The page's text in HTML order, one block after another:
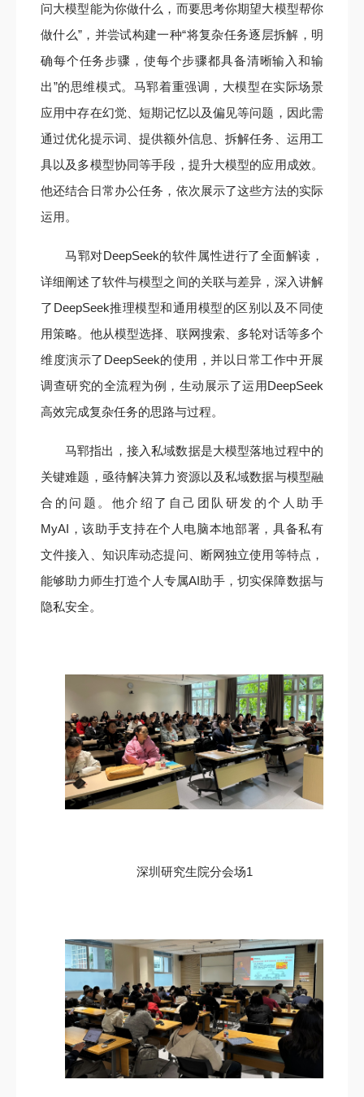
问大模型能为你做什么，而要思考你期望大模型帮你
做什么”，并尝试构建一种“将复杂任务逐层拆解，明
确每个任务步骤，使每个步骤都具备清晰输入和输
出”的思维模式。马郓着重强调，大模型在实际场景
应用中存在幻觉、短期记忆以及偏见等问题，因此需
通过优化提示词、提供额外信息、拆解任务、运用工
具以及多模型协同等手段，提升大模型的应用成效。
他还结合日常办公任务，依次展示了这些方法的实际
运用。
马郓对DeepSeek的软件属性进行了全面解读，
详细阐述了软件与模型之间的关联与差异，深入讲解
了DeepSeek推理模型和通用模型的区别以及不同使
用策略。他从模型选择、联网搜索、多轮对话等多个
维度演示了DeepSeek的使用，并以日常工作中开展
调查研究的全流程为例，生动展示了运用DeepSeek
高效完成复杂任务的思路与过程。
马郓指出，接入私域数据是大模型落地过程中的
关键难题，亟待解决算力资源以及私域数据与模型融
合的问题。他介绍了自己团队研发的个人助手
MyAI，该助手支持在个人电脑本地部署，具备私有
文件接入、知识库动态提问、断网独立使用等特点，
能够助力师生打造个人专属AI助手，切实保障数据与
隐私安全。
深圳研究生院分会场1